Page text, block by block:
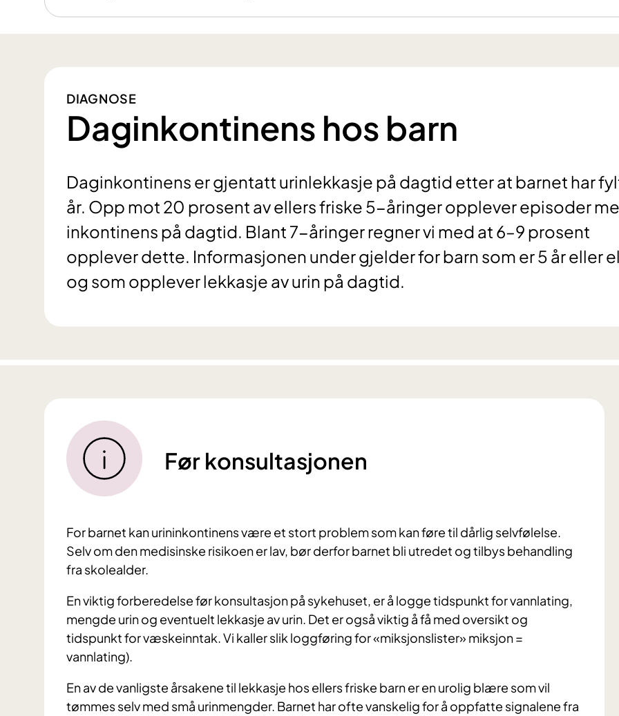
DIAGNOSE
Daginkontinens hos barn
Daginkontinens er gjentatt urinlekkasje på dagtid etter at barnet har
år. Opp mot 20 prosent av ellers friske 5-åringer opplever episoder
inkontinens på dagtid. Blant 7-åringer regner vi med at 6–9 prosent
opplever dette. Informasjonen under gjelder for barn som er 5 år eller
og som opplever lekkasje av urin på dagtid.
Før konsultasjonen
For barnet kan urininkontinens være et stort problem som kan føre til dårlig selvfølelse.
Selv om den medisinske risikoen er lav, bør derfor barnet bli utredet og tilbys behandling
fra skolealder.
En viktig forberedelse før konsultasjon på sykehuset, er å logge tidspunkt for vannlating,
mengde urin og eventuelt lekkasje av urin. Det er også viktig å få med oversikt og
tidspunkt for væskeinntak. Vi kaller slik loggføring for «miksjonslister» miksjon =
vannlating).
En av de vanligste årsakene til lekkasje hos ellers friske barn er en urolig blære som vil
tømmes selv med små urinmengder. Barnet har ofte vanskelig for å oppfatte signalene fra